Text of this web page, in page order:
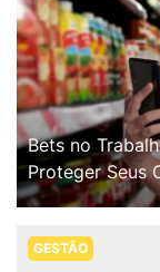
Bets no
Proteger Seus
GESTÃO